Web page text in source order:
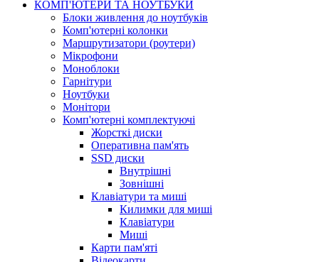
КОМП'ЮТЕРИ ТА НОУТБУКИ
Блоки живлення до ноутбуків
Комп'ютерні колонки
Маршрутизатори (роутери)
Мікрофони
Моноблоки
Гарнітури
Ноутбуки
Монітори
Комп'ютерні комплектуючі
Жорсткі диски
Оперативна пам'ять
SSD диски
Внутрішні
Зовнішні
Клавіатури та миші
Килимки для миші
Клавіатури
Миші
Карти пам'яті